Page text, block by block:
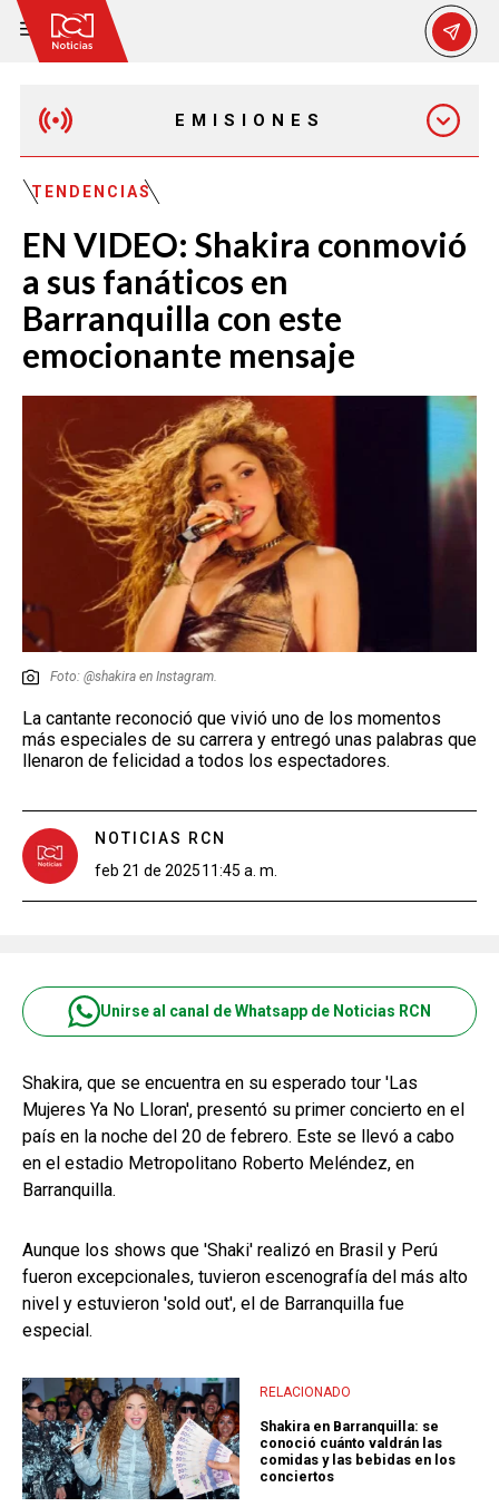
EMISIONES
EMISIÓN 12:30 PM
EMISIÓN 7:00 PM
EMISIÓN 11:30 PM
TENDENCIAS
EN VIDEO: Shakira conmovió
a sus fanáticos en
Barranquilla con este
emocionante mensaje
Foto: @shakira en Instagram.
La cantante reconoció que vivió uno de los momentos
más especiales de su carrera y entregó unas palabras que
llenaron de felicidad a todos los espectadores.
NOTICIAS RCN
feb 21 de 202511:45 a. m.
Unirse al canal de Whatsapp de Noticias RCN
Shakira, que se encuentra en su esperado tour 'Las
Mujeres Ya No Lloran', presentó su primer concierto en el
país en la noche del 20 de febrero. Este se llevó a cabo
en el estadio Metropolitano Roberto Meléndez, en
Barranquilla.
Aunque los shows que 'Shaki' realizó en Brasil y Perú
fueron excepcionales, tuvieron escenografía del más alto
nivel y estuvieron 'sold out', el de Barranquilla fue
especial.
RELACIONADO
Shakira en Barranquilla: se
conoció cuánto valdrán las
comidas y las bebidas en los
conciertos